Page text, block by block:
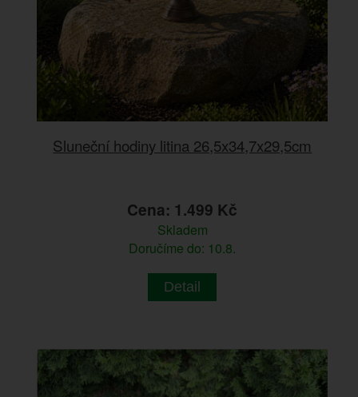
Sluneční hodiny litina 26,5x34,7x29,5cm
Cena: 1.499 Kč
Skladem
Doručíme do: 10.8.
Detail